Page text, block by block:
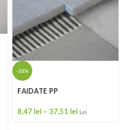
-33%
FAIDATE PP
8,47 lei – 37,51 lei Lei